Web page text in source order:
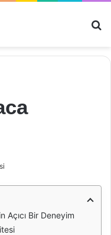
Açıcı Bir Deneyim